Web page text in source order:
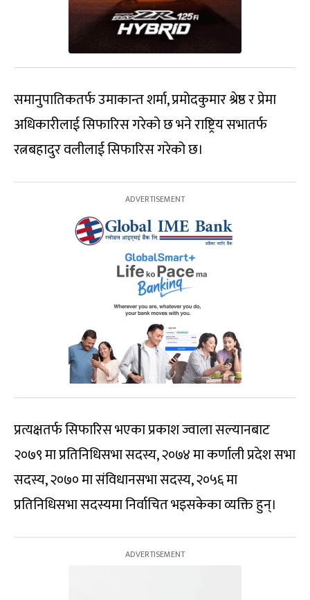
समानुपातिकतर्फ उमाकान्त शर्मा, प्रमोदकुमार श्रेष्ठ र प्रेमा
अधिकारीलाई सिफारिस गरेको छ भने राष्ट्रिय सभातर्फ
रत्नबहादुर वलीलाई सिफारिस गरेको छ।
प्रत्यक्षतर्फ सिफारिस भएका प्रकाश ज्वाला सल्यानबाट
२०७९ मा प्रतिनिधिसभा सदस्य, २०७४ मा कर्णाली प्रदेश सभा
सदस्य, २०७० मा संविधानसभा सदस्य, २०५६ मा
प्रतिनिधिसभा सदस्यमा निर्वाचित भइसकेका व्यक्ति हुन्।